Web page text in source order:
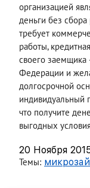
организацией
деньги без
требует
работы,
своего заемщика
Федерации и
долгосрочной
индивидуальный
что получите
выгодных
20 Ноября
Темы: